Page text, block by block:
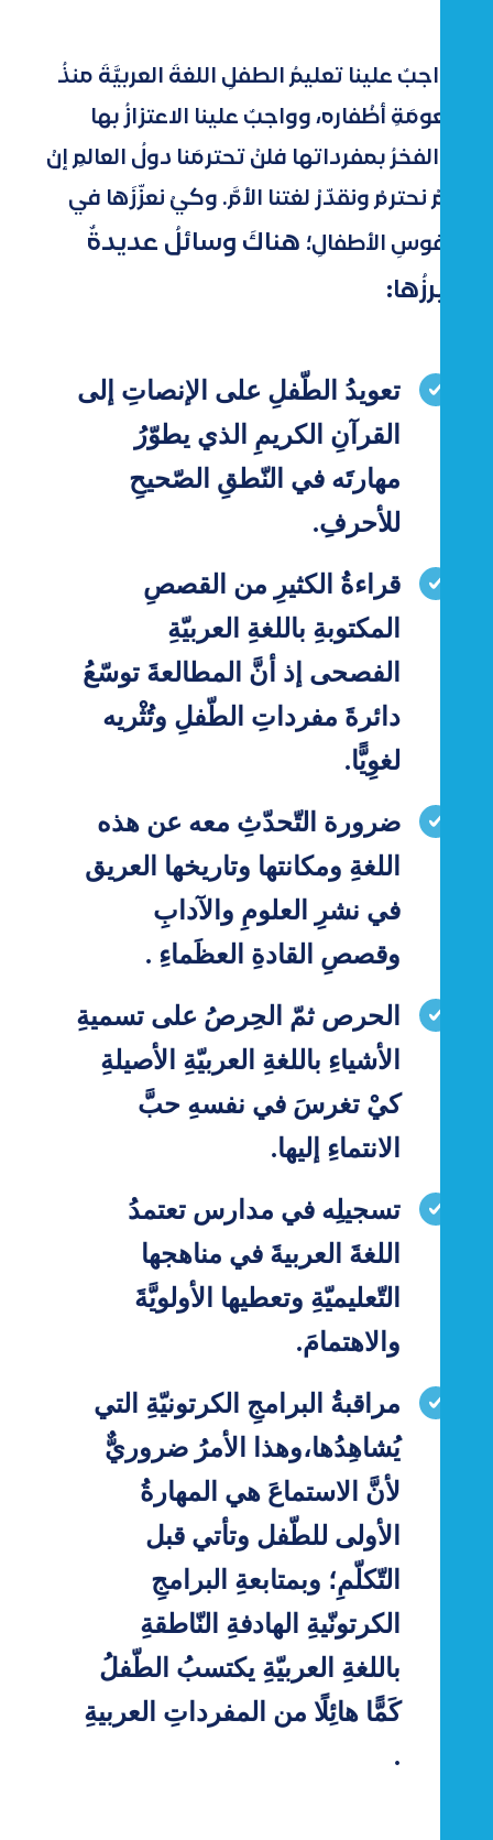
واجبٌ علينا تعليمُ الطفلِ اللغةَ العربيَّةَ منذُ
نعومَةِ أظْفاره، وواجبٌ علينا الاعتزازُ بها
والفخرُ بمفرداتها فلنْ تحترمَنا دولُ العالمِ إنْ
لمْ نحترمْ ونقدّرْ لغتنا الأمَّ. وكيْ نعزّزَها في
نفوسِ الأطفالِ؛ هناكَ وسائلُ عديدةٌ
أبرزُها:
تعويدُ الطّفلِ على الإنصاتِ إلى
القرآنِ الكريمِ الذي يطوّرُ
مهارتَه في النّطقِ الصّحيحِ
للأحرفِ.
قراءةُ الكثيرِ من القصصِ
المكتوبةِ باللغةِ العربيّةِ
الفصحى إذ أنَّ المطالعةَ توسّعُ
دائرةَ مفرداتِ الطّفلِ وتُثْريه
لغوِيًّا.
ضرورة التّحدّثِ معه عن هذه
اللغةِ ومكانتها وتاريخها العريق
في نشرِ العلومِ والآدابِ
وقصصِ القادةِ العظَماءِ .
الحرص ثمّ الحِرصُ على تسميةِ
الأشياءِ باللغةِ العربيّةِ الأصيلةِ
كيْ تغرسَ في نفسهِ حبَّ
الانتماءِ إليها.
تسجيلِه في مدارس تعتمدُ
اللغةَ العربيةَ في مناهجها
التّعليميّةِ وتعطيها الأولويَّةَ
والاهتمامَ.
مراقبةُ البرامجِ الكرتونيّةِ التي
يُشاهِدُها،وهذا الأمرُ ضروريٌّ
لأنَّ الاستماعَ هي المهارةُ
الأولى للطّفل وتأتي قبل
التّكلّمِ؛ وبمتابعةِ البرامجِ
الكرتونّيةِ الهادفةِ النّاطقةِ
باللغةِ العربيّةِ يكتسبُ الطّفلُ
كَمًّا هائِلًا من المفرداتِ العربيةِ
.